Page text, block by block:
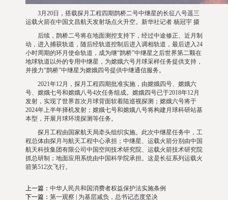
3月20日，搭载探月工程四期鹊桥二号中继星的长征八号遥三
运载火箭在中国文昌航天发射场点火升空。新华社记者 杨冠宇 摄
后续，鹊桥二号将在地面测控支持下，经过中途修正、近月制
动，进入捕获轨道，随后经轨道控制后进入调相轨道，最后进入24
小时周期的环月使命轨道，成为继“鹊桥”中继星之后世界第二颗在
地球轨道以外的专用中继星，为嫦娥六号月球采样任务提供支持，
并接力“鹊桥”中继星为嫦娥四号提供中继通信服务。
2021年12月，探月工程四期批准实施，由嫦娥四号、嫦娥六
号、嫦娥七号和嫦娥八号4次任务组成。嫦娥四号已于2018年12月
发射，实现了世界首次月球背面软着陆巡视探测；嫦娥六号将于
2024年上半年择机发射；嫦娥七号和嫦娥八号将构建月球科研站基
本型，开展月球环境探测等任务。
探月工程由国家航天局牵头组织实施。此次中继星任务中，工
程总体由探月与航天工程中心承担；中继星、运载火箭分别由中国
航天科技集团有限公司中国空间技术研究院、运载火箭技术研究院
抓总研制；地面应用系统由中国科学院承担。这是长征系列运载火
箭第512次飞行。
上一篇： 中华人民共和国消费者权益保护法实施条例
下一篇： 第一观察 | 为基层减负，总书记态度坚决